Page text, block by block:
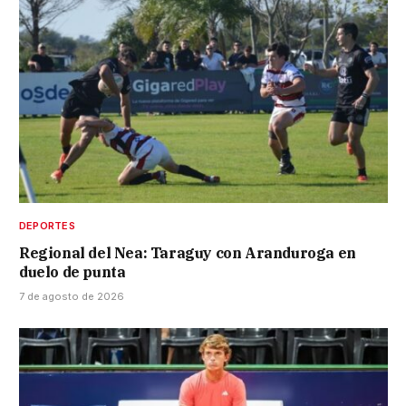
DEPORTES
Regional del Nea: Taraguy con Aranduroga en
duelo de punta
7 de agosto de 2026